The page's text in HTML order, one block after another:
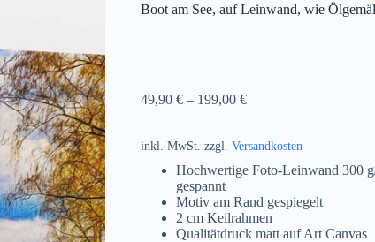
Boot am See, auf Leinwand, wie
49,90€ – 199,00€
inkl. MwSt. zzgl.Versandkosten
Hochwertige Foto-Leinwand 300
gespannt
Motiv am Rand gespiegelt
2 cm Keilrahmen
Qualitätdruck matt auf Art Canvas